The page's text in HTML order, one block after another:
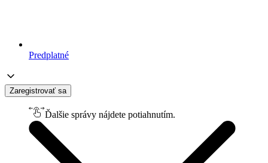
Predplatné
Zaregistrovať sa
Ďalšie správy nájdete potiahnutím.